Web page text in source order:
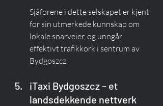
Sjåførene i dette selskapet er kjent
for sin utmerkede kunnskap om
lokale snarveier, og unngår
effektivt trafikkork i sentrum av
Bydgoszcz.
iTaxi Bydgoszcz – et
landsdekkende nettverk